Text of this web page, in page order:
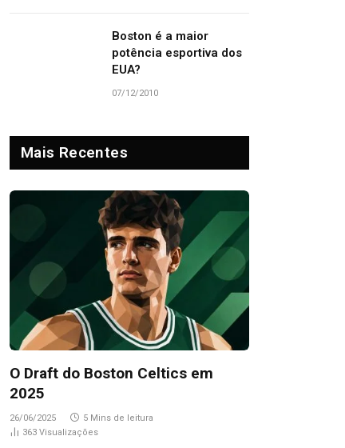
Boston é a maior
potência esportiva dos
EUA?
07/12/2010
Mais Recentes
O Draft do Boston Celtics em
2025
26/06/2025
5 Mins de leitura
363 Visualizações